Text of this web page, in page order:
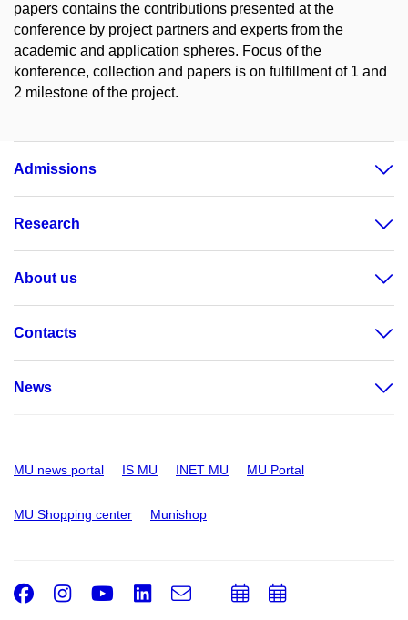
papers contains the contributions presented at the
conference by project partners and experts from the
academic and application spheres. Focus of the
konference, collection and papers is on fulfillment of 1 and
2 milestone of the project.
Admissions
Research
About us
Contacts
News
MU news portal IS MU INET MU MU Portal
MU Shopping center Munishop
Facebook
Instagram
Youtube
LinkedIn
e-
AddAdd